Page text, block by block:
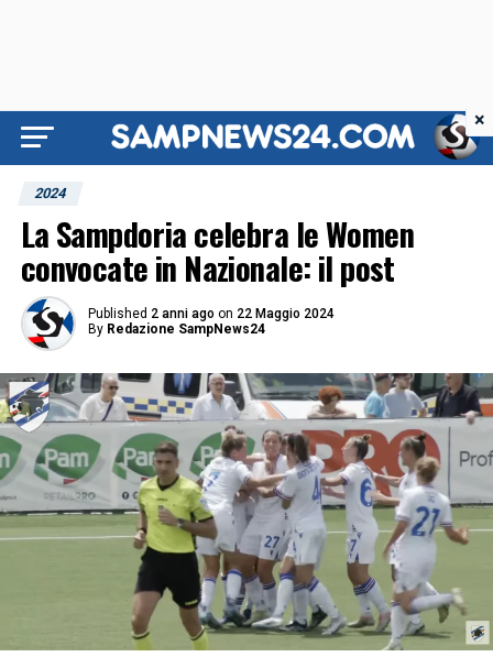
2024
La Sampdoria celebra le Women
convocate in Nazionale: il post
Published 2 anni ago on 22 Maggio 2024
By Redazione SampNews24
×